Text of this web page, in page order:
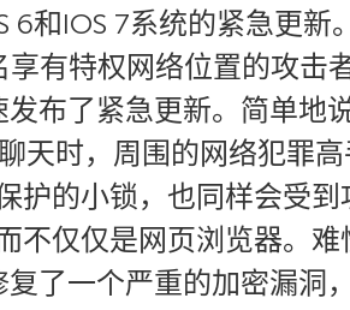
6和IOS 7系统的紧急更
有特权网络位置的攻击
发布了紧急更新。简单
天时，周围的网络犯罪
护的小锁，也同样会受
不仅仅是网页浏览器。
了一个严重的加密漏洞